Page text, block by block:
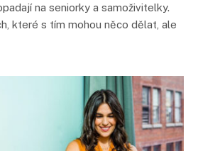
na seniorky a samoživitelky.
které s tím mohou něco dělat, ale